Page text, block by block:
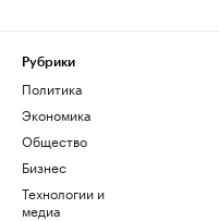
Рубрики
Политика
Экономика
Общество
Бизнес
Технологии и
медиа